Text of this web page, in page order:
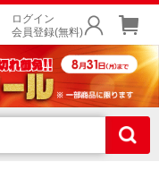
ログイン
会員登録(無料)